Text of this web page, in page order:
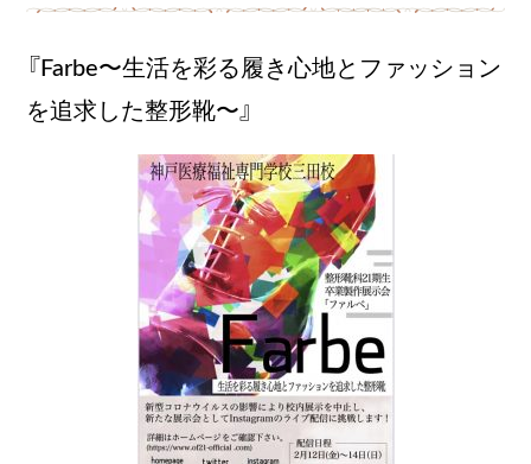
『Farbe〜生活を彩る履き心地とファッション
を追求した整形靴〜』